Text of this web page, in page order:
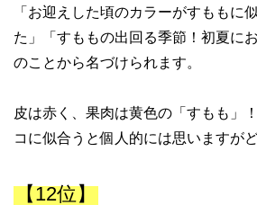
「お迎えした頃のカラーがすももに
た」「すももの出回る季節！初夏に
のことから名づけられます。
皮は赤く、果肉は黄色の「すもも」
コに似合うと個人的には思いますが
【12位】